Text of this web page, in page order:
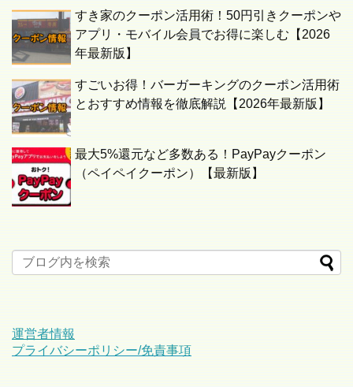
すき家のクーポン活用術！50円引きクーポンや
アプリ・モバイル会員でお得に楽しむ【2026
年最新版】
すごいお得！バーガーキングのクーポン活用術
とおすすめ情報を徹底解説【2026年最新版】
最大5%還元など多数ある！PayPayクーポン
（ペイペイクーポン）【最新版】
運営者情報
プライバシーポリシー/免責事項